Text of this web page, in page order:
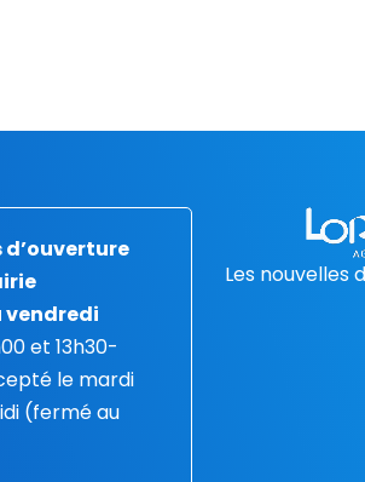
d’ouverture
vendredi
et 13h30-
le mardi
(fermé au
Les nouvelles